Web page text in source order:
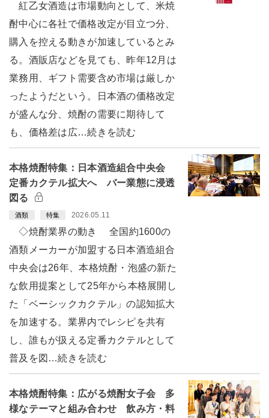
紅乙女酒造は市場動向として、米焼
酎中心に各社で価格改定が目立つ分、
購入を控える動きが加速しているとみ
る。酒販店などを見ても、昨年12月は
業務用、ギフト需要含め市場は厳しか
ったようだという。日本酒の価格改定
が盛んな分、焼酎の需要に期待して
も、価格差は広…続きを読む
本格焼酎特集：日本酒造組合中央会
定番カクテル拡大へ バー業態に浸透
図る
酒類 特集 2026.05.11
◇焼酎業界の動き 全国約1600の
酒類メーカーが加盟する日本酒造組合
中央会は26年、本格焼酎・泡盛の新た
な飲用提案として25年から本格展開し
た「ベーシックカクテル」の認知拡大
を加速する。業界内でレシピを共有
し、誰もが扱える定番カクテルとして
普及を図…続きを読む
本格焼酎特集：広がる焼酎女子会 多
様なテーマと組み合わせ 飲み方・料